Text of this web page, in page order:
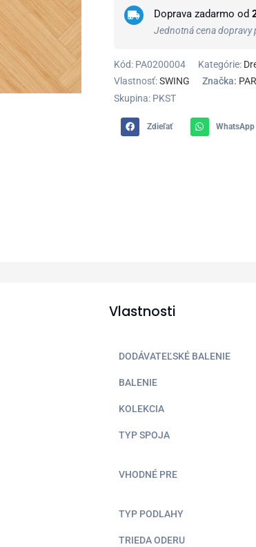
Doprava zadarmo od
Jednotná cena dopravy
Kód: PA0200004 Kategórie:
Vlastnosť:SWING Značka:
Skupina: PKST
Zdieľať WhatsApp
Vlastnosti
DODÁVATEĽSKÉ BALENIE
BALENIE
KOLEKCIA
TYP SPOJA
VHODNÉ PRE
TYP PODLAHY
TRIEDA ODERU